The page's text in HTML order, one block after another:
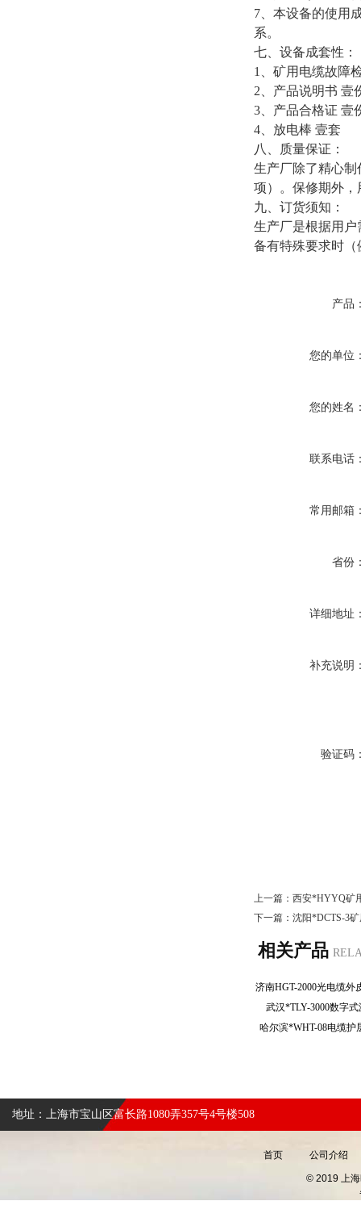
7 、本设备的使用
系。
七、设备成套性：
1
、矿用电缆故障
2 、产品说明书 壹
3 、产品合格证 壹
4 、放电棒 壹套
八、质量保证：
生产厂除了精心
项）。保修期外
九、订货须知：
生产厂是根据用
备有特殊要求时
产品
您的单位
您的姓名
联系电话
常用邮箱
省份
详细地址
补充说明
验证码
上一篇： 西安*HYYQ矿
下一篇： 沈阳*DCTS-3
相关产品
武汉*TLY-3000数字
哈尔滨*WHT-08电缆
地址：上海市宝山区富长路1080弄357号4号楼508
首页 公司介绍
© 2019 上